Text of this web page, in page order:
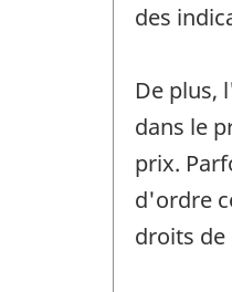
des
De plus,
dans le
prix.
d'ordre
droits de